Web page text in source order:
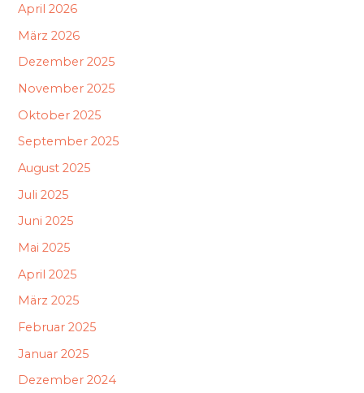
April 2026
März 2026
Dezember 2025
November 2025
Oktober 2025
September 2025
August 2025
Juli 2025
Juni 2025
Mai 2025
April 2025
März 2025
Februar 2025
Januar 2025
Dezember 2024